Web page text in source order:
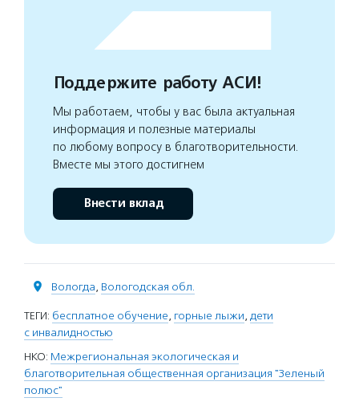
Поддержите работу АСИ!
Мы работаем, чтобы у вас была актуальная
информация и полезные материалы
по любому вопросу в благотворительности.
Вместе мы этого достигнем
Внести вклад
Вологда, Вологодская обл.
ТЕГИ: бесплатное обучение, горные лыжи, дети
с инвалидностью
НКО: Межрегиональная экологическая и
благотворительная общественная организация "Зеленый
полюс"